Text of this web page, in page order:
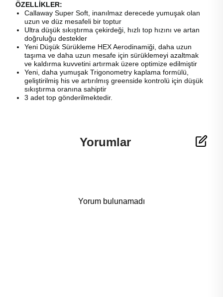
ÖZELLİKLER:
Callaway Super Soft, inanılmaz derecede yumuşak olan
uzun ve düz mesafeli bir toptur
Ultra düşük sıkıştırma çekirdeği, hızlı top hızını ve artan
doğruluğu destekler
Yeni Düşük Sürükleme HEX Aerodinamiği, daha uzun
taşıma ve daha uzun mesafe için sürüklemeyi azaltmak
ve kaldırma kuvvetini artırmak üzere optimize edilmiştir
Yeni, daha yumuşak Trigonometry kaplama formülü,
geliştirilmiş his ve artırılmış greenside kontrolü için düşük
sıkıştırma oranına sahiptir
3 adet top gönderilmektedir.
Yorumlar
Yorum bulunamadı